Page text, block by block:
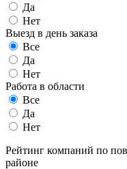
Да
Нет
Выезд в день заказа
Все
Да
Нет
Работа в области
Все
Да
Нет
Рейтинг компаний по
районе